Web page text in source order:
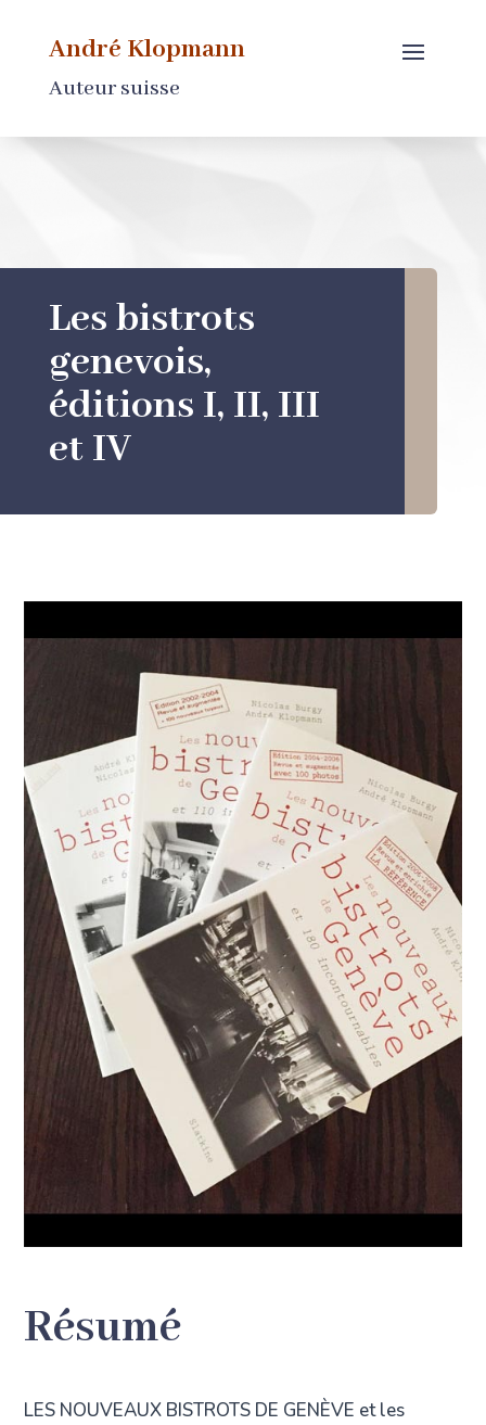
André Klopmann
Auteur suisse
Les bistrots
genevois,
éditions I, II, III
et IV
Résumé
LES NOUVEAUX BISTROTS DE GENÈVE et les